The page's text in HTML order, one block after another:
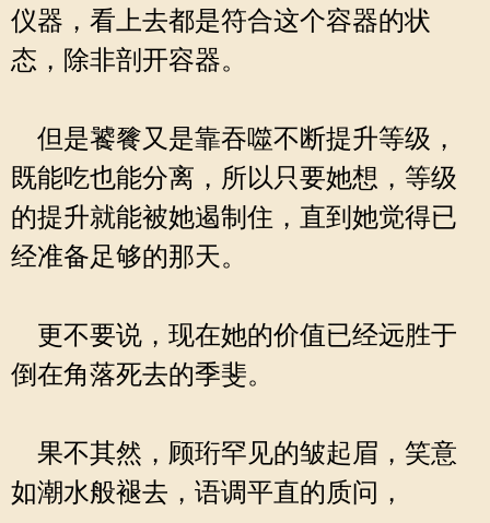
仪器，看上去都是符合这个容器的状
态，除非剖开容器。
但是饕餮又是靠吞噬不断提升等级，
既能吃也能分离，所以只要她想，等级
的提升就能被她遏制住，直到她觉得已
经准备足够的那天。
更不要说，现在她的价值已经远胜于
倒在角落死去的季斐。
果不其然，顾珩罕见的皱起眉，笑意
如潮水般褪去，语调平直的质问，